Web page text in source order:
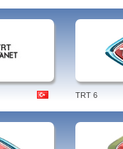
TRT 6